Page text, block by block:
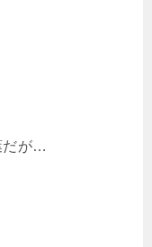
だが…